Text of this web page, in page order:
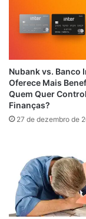
Nubank vs. Banco
Oferece Mais
Quem Quer
Finanças?
27 de dezembro de